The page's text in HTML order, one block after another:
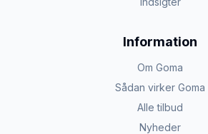
Information
Om Goma
Sådan virker Goma
Alle tilbud
Nyheder